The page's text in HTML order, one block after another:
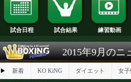
試合日程 試合結果 練